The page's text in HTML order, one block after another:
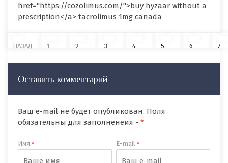
href="https://cozolimus.com/">buy hyzaar without a
prescription</a> tacrolimus 1mg canada
НАЗАД 1 2 3 4 5 6 7
Оставить комментарий
Ваш e-mail не будет опубликован. Поля
обязательны для заполненеия - *
Имя * E-mail*